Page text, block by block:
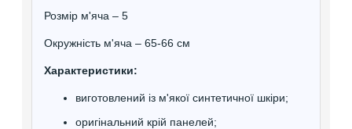
Розмір м'яча – 5
Окружність м'яча – 65-66 см
Характеристики:
виготовлений із м'якої синтетичної шкіри;
оригінальний крій панелей;